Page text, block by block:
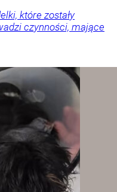
które zostały
czynności, mające